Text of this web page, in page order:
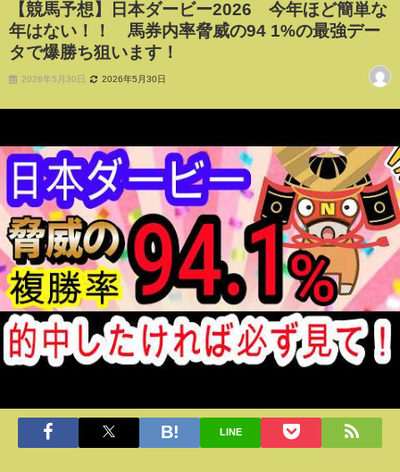
【競馬予想】日本ダービー2026 今年ほど簡単な
年はない！！ 馬券内率脅威の94 1%の最強デー
タで爆勝ち狙います！
2026年5月30日 2026年5月30日
LINE